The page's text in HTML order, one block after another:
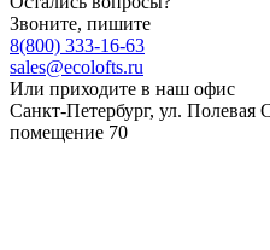
Звоните, пишите
8(800) 333-16-63
sales@ecolofts.ru
Или приходите в наш офис
Санкт-Петербург, ул. Полевая
помещение 70